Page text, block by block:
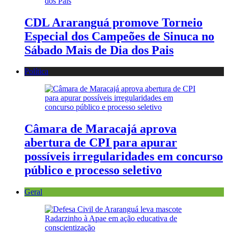
CDL Araranguá promove Torneio
Especial dos Campeões de Sinuca no
Sábado Mais de Dia dos Pais
Política
Câmara de Maracajá aprova
abertura de CPI para apurar
possíveis irregularidades em concurso
público e processo seletivo
Geral